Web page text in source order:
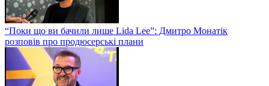
“Поки що ви бачили лише Lida Lee”: Дмитро Монатік
розповів про продюсерські плани